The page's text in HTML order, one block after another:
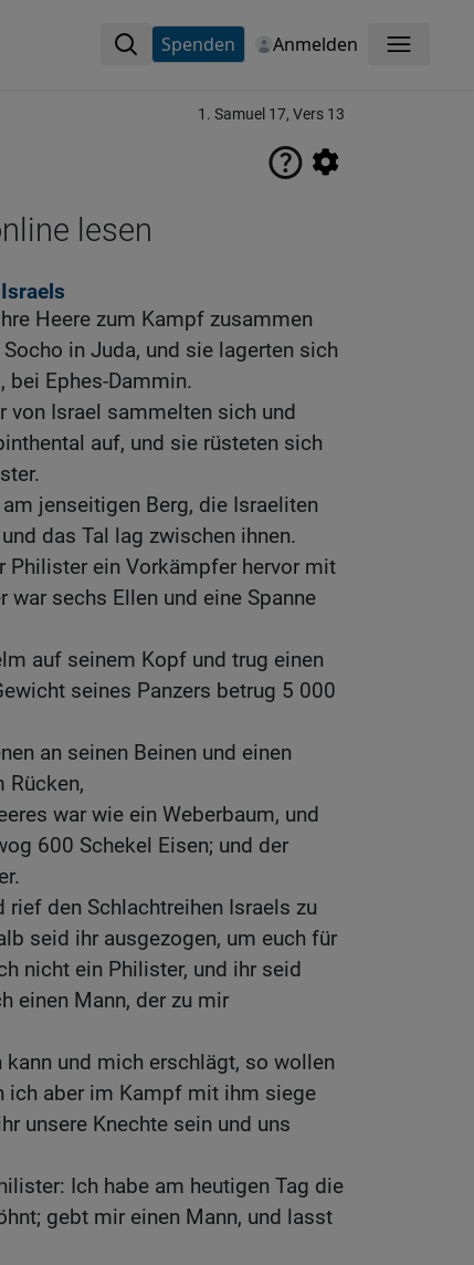
Spenden Anmelden Menü
1. Samuel 17, Vers 13
lesen
Heere zum Kampf zusammen
in Juda, und sie lagerten sich
bei Ephes-Dammin.
von Israel sammelten sich und
auf, und sie rüsteten sich
jenseitigen Berg, die Israeliten
das Tal lag zwischen ihnen.
Philister ein Vorkämpfer hervor mit
war sechs Ellen und eine Spanne
auf seinem Kopf und trug einen
seines Panzers betrug 5 000
an seinen Beinen und einen
Rücken,
war wie ein Weberbaum, und
600 Schekel Eisen; und der
rief den Schlachtreihen Israels zu
seid ihr ausgezogen, um euch für
nicht ein Philister, und ihr seid
einen Mann, der zu mir
und mich erschlägt, so wollen
ich aber im Kampf mit ihm siege
unsere Knechte sein und uns
Ich habe am heutigen Tag die
gebt mir einen Mann, und lasst